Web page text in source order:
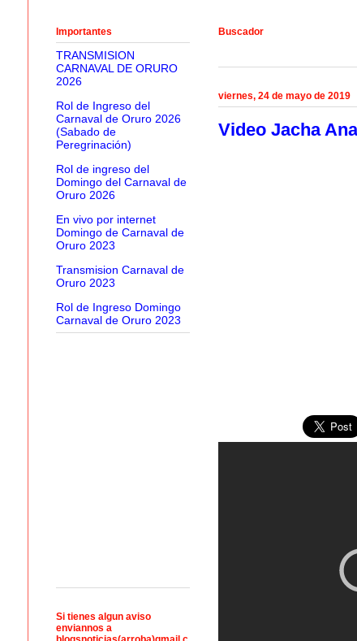
Buscador
viernes, 24 de mayo de 2019
Video Jacha
Importantes
TRANSMISION
CARNAVAL DE ORURO
2026
Rol de Ingreso del
Carnaval de Oruro 2026
(Sabado de
Peregrinación)
Rol de ingreso del
Domingo del Carnaval de
Oruro 2026
En vivo por internet
Domingo de Carnaval de
Oruro 2023
Transmision Carnaval de
Oruro 2023
Rol de Ingreso Domingo
Carnaval de Oruro 2023
Si tienes algun aviso
enviannos a